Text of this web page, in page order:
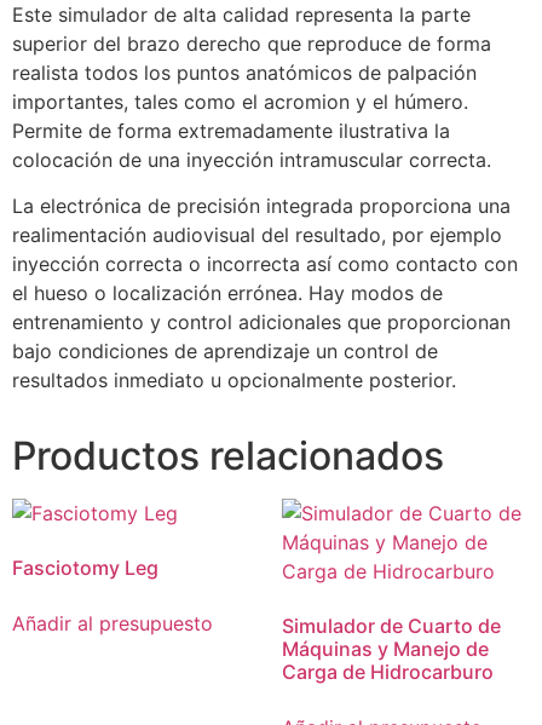
Este simulador de alta calidad representa la parte
superior del brazo derecho que reproduce de forma
realista todos los puntos anatómicos de palpación
importantes, tales como el acromion y el húmero.
Permite de forma extremadamente ilustrativa la
colocación de una inyección intramuscular correcta.
La electrónica de precisión integrada proporciona una
realimentación audiovisual del resultado, por ejemplo
inyección correcta o incorrecta así como contacto con
el hueso o localización errónea. Hay modos de
entrenamiento y control adicionales que proporcionan
bajo condiciones de aprendizaje un control de
resultados inmediato u opcionalmente posterior.
Productos relacionados
Fasciotomy Leg
Añadir al presupuesto
Simulador de Cuarto de
Máquinas y Manejo de
Carga de Hidrocarburo